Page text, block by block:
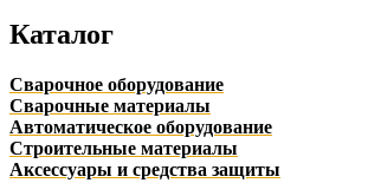
Каталог
Сварочное оборудование
Сварочные материалы
Автоматическое оборудование
Строительные материалы
Аксессуары и средства защиты